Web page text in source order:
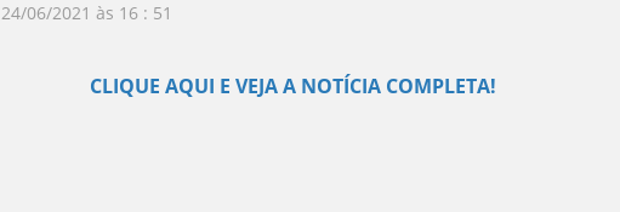
24/06/2021 às 16 : 51
Play
CLIQUE AQUI E VEJA A NOTÍCIA COMPLETA!